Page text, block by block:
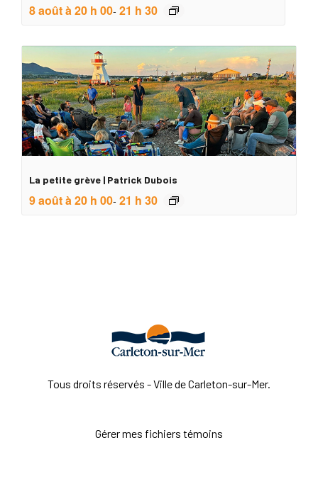
8 août à 20 h 00- 21 h 30
La petite grève | Patrick Dubois
9 août à 20 h 00- 21 h 30
Tous droits réservés - Ville de Carleton-sur-Mer.
Gérer mes fichiers témoins